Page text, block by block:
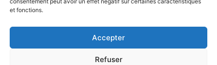
et fonctions.
Accepter
Refuser